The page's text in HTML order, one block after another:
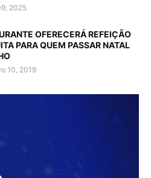
2025
OFERECERÁ REFEIÇÃO
PARA QUEM PASSAR NATAL
10, 2019